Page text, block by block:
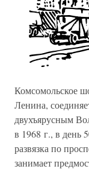
Комсомольское
Ленина,
двухъярусным
в 1968 г., в день
развязка по
занимает